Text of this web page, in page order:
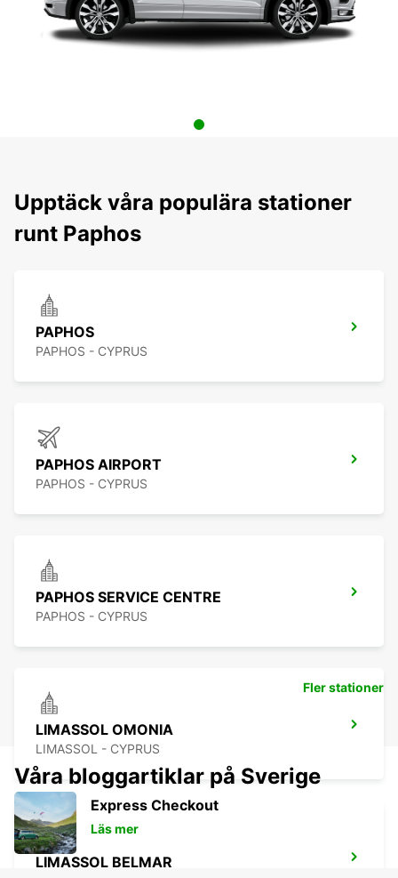
Upptäck våra populära stationer
runt Paphos
PAPHOS
PAPHOS - CYPRUS
PAPHOS AIRPORT
PAPHOS - CYPRUS
PAPHOS SERVICE CENTRE
PAPHOS - CYPRUS
LIMASSOL OMONIA
LIMASSOL - CYPRUS
LIMASSOL BELMAR
Fler stationer
Våra bloggartiklar på Sverige
Express Checkout
Läs mer